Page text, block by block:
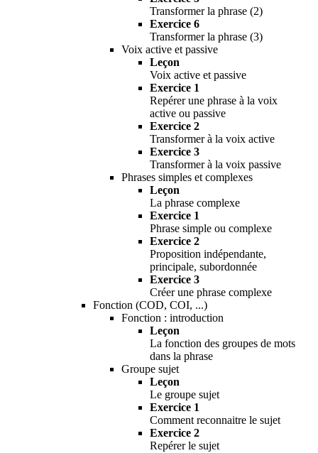
Transformer la phrase (2)
Exercice 6
Transformer la phrase (3)
Voix active et passive
Leçon
Voix active et passive
Exercice 1
Repérer une phrase à la voix
active ou passive
Exercice 2
Transformer à la voix active
Exercice 3
Transformer à la voix passive
Phrases simples et complexes
Leçon
La phrase complexe
Exercice 1
Phrase simple ou complexe
Exercice 2
Proposition indépendante,
principale, subordonnée
Exercice 3
Créer une phrase complexe
Fonction (COD, COI, ...)
Fonction : introduction
Leçon
La fonction des groupes de mots
dans la phrase
Groupe sujet
Leçon
Le groupe sujet
Exercice 1
Comment reconnaitre le sujet
Exercice 2
Repérer le sujet